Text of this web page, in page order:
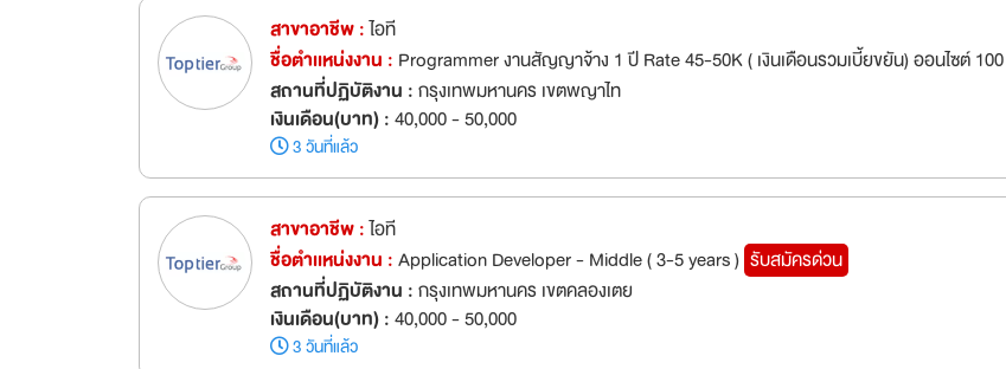
สาขาอาชีพ :ไอที
ชื่อตำเเหน่งงาน : Programmer งานสัญญาจ้าง 1 ปี Rate 45-50K ( เงินเดือนรวมเบี้ยขยัน) ออนไซต์ 100
สถานที่ปฏิบัติงาน :กรุงเทพมหานคร เขตพญาไท
เงินเดือน(บาท) :40,000 - 50,000
3 วันที่แล้ว
สาขาอาชีพ :ไอที
ชื่อตำเเหน่งงาน :Application Developer - Middle ( 3-5 years ) รับสมัครด่วน
สถานที่ปฏิบัติงาน :กรุงเทพมหานคร เขตคลองเตย
เงินเดือน(บาท) :40,000 - 50,000
3 วันที่แล้ว